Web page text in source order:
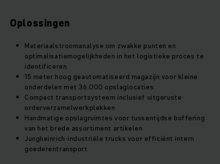
Oplossingen
Materiaalstroomanalyse om zwakke punten en
optimalisatiemogelijkheden in het logistieke proces te
identificeren
15 meter hoog geautomatiseerd magazijn voor kleine
onderdelen met 36.000 opslaglocaties
Compact transportsysteem inclusief uitgeruste
orderverzamelwerkplekken
Handmatige opslagruimtes voor tussentijdse buffering
van het brede assortiment artikelen
Jungheinrich-industriële trucks voor efficiënt intern
goederentransport